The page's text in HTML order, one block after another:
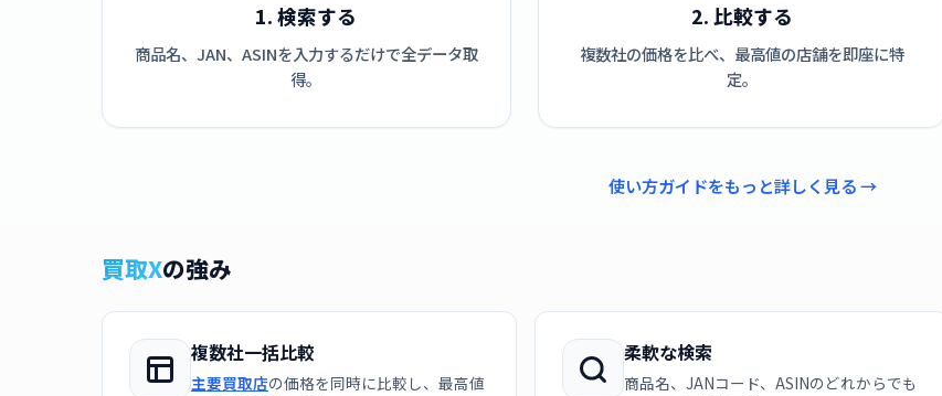
1. 検索する
商品名、JAN、ASINを入力するだけで全データ取
得。
2. 比較する
複数社の価格を比べ、最高値の店舗を即座に特
定。
使い方ガイドをもっと詳しく見る →
買取Xの強み
複数社一括比較
主要買取店の価格を同時に比較し、最高値
柔軟な検索
商品名、JANコード、ASINのどれからでも